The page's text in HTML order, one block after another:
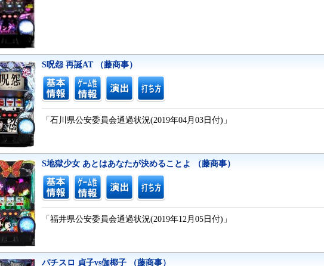
S呪怨 再誕AT （藤商事）
「石川県公安委員会通過状況(2019年04月03日付)」
S地獄少女 あとはあなたが決めることよ （藤商事）
「福井県公安委員会通過状況(2019年12月05日付)」
パチスロ 貞子vs伽椰子 （藤商事）